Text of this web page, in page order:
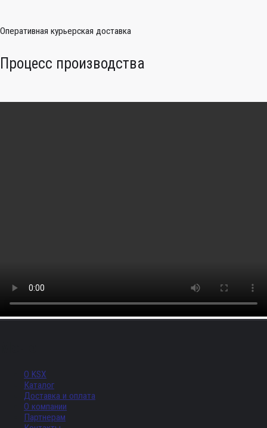
Оперативная курьерская доставка
Процесс производства
О KSX
Каталог
Доставка и оплата
О компании
Партнерам